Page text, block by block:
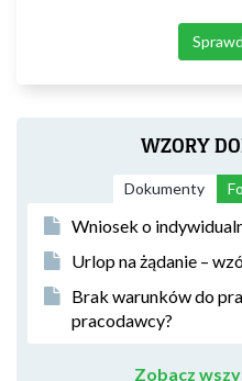
WZORY
Dokumenty
Wniosek o
Urlop na żądanie –
Brak warunków do
pracodawcy?
Zobacz